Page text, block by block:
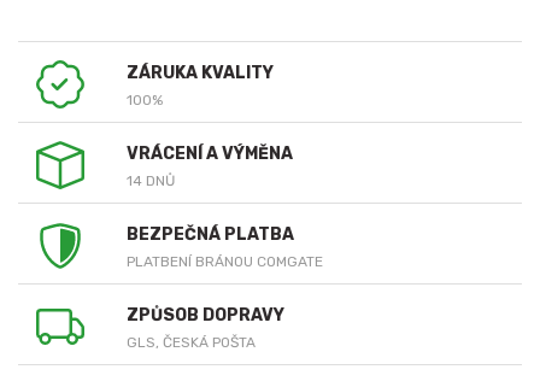
ZÁRUKA KVALITY
100%
VRÁCENÍ A VÝMĚNA
14 DNŮ
BEZPEČNÁ PLATBA
PLATBENÍ BRÁNOU COMGATE
ZPŮSOB DOPRAVY
GLS, ČESKÁ POŠTA